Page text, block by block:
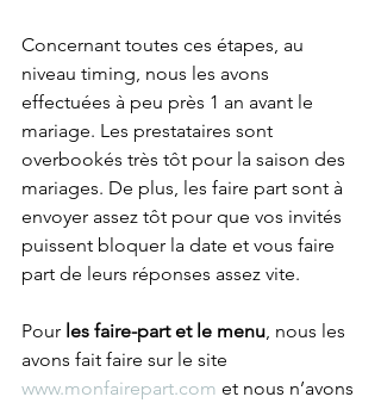
Concernant toutes ces étapes, au
niveau timing, nous les avons
effectuées à peu près 1 an avant le
mariage. Les prestataires sont
overbookés très tôt pour la saison des
mariages. De plus, les faire part sont à
envoyer assez tôt pour que vos invités
puissent bloquer la date et vous faire
part de leurs réponses assez vite.
Pour les faire-part et le menu, nous les
avons fait faire sur le site
www.monfairepart.com et nous n’avons